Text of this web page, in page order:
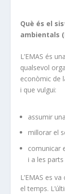
Què és el
ambientals
L’EMAS és
qualsevol
econòmic de
i que vulgui:
assumir
millorar el
comunicar
i a les
L’EMAS es
el temps.